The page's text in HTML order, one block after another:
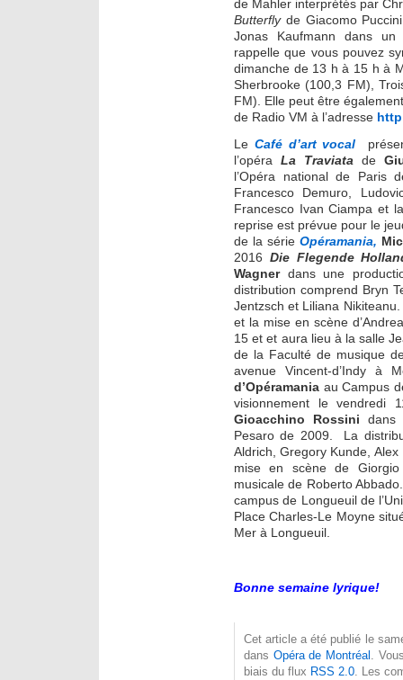
de Mahler interprétés par
Butterflyde Giacomo
Jonas Kaufmann dans un
rappelle que vous pouvez
dimanche de 13 h à 15 h à
Sherbrooke (100,3 FM),
FM). Elle peut être
de Radio VM à l’adresse
Le Café d’art vocal
l’opéra La Traviata de
l’Opéra national de Paris
Francesco Demuro,
Francesco Ivan Ciampa et
reprise est prévue pour le
de la série Opéramania,
2016 Die Flegende
Wagnerdans une
distribution comprend Bryn
Jentzsch et Liliana
et la mise en scène
15 et et aura lieu à la salle
de la Faculté de musique
avenue Vincent-d’Indy à
d’Opéramania au Campus
visionnement le
Gioacchino Rossini dans
Pesaro de 2009. La
Aldrich, Gregory Kunde,
mise en scène de
musicale de Roberto
campus de Longueuil de
Place Charles-Le Moyne
Mer à Longueuil.
Bonne semaine lyrique!
Cet article a été publié le
dans Opéra de Montréal .
biais du flux RSS 2.0. Les